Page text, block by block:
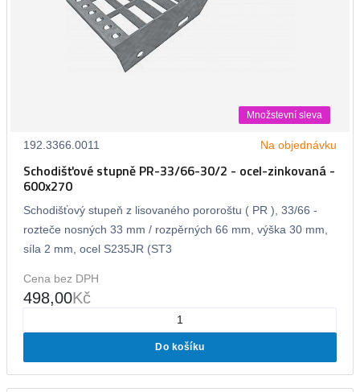
Množstevní sleva
192.3366.0011 Na objednávku
Schodišťové stupně PR-33/66-30/2 - ocel-zinkovaná -
600x270
Schodišťový stupeň z lisovaného pororoštu ( PR ), 33/66 -
rozteče nosných 33 mm / rozpěrných 66 mm, výška 30 mm,
síla 2 mm, ocel S235JR (ST3
Cena bez DPH
498,00Kč
Do košíku